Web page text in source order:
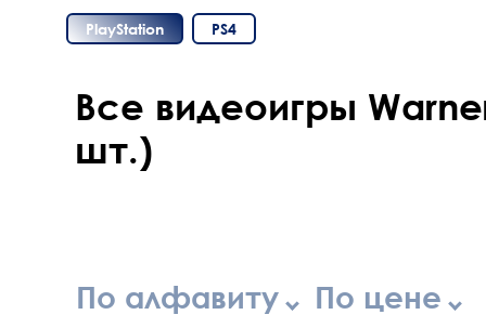
PlayStation PS4
Все видеоигры
шт.)
По алфавиту По цене